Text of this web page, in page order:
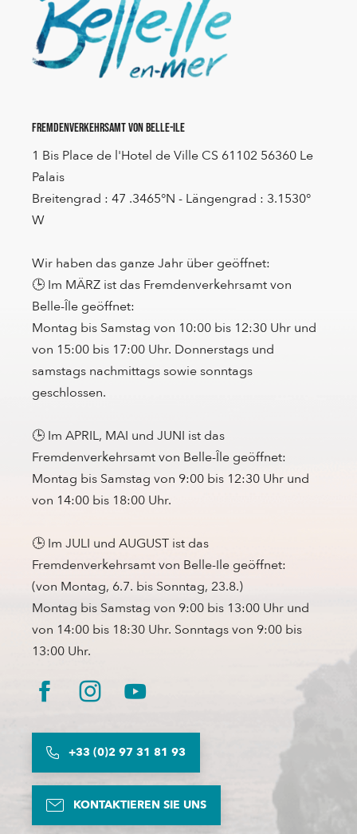
Fremdenverkehrsamt von Belle-Ile
1 Bis Place de l'Hotel de Ville CS 61102 56360 Le
Palais
Breitengrad : 47 .3465°N - Längengrad : 3.1530°
W
Wir haben das ganze Jahr über geöffnet:
🕒 Im MÄRZ ist das Fremdenverkehrsamt von
Belle-Île geöffnet:
Montag bis Samstag von 10:00 bis 12:30 Uhr und
von 15:00 bis 17:00 Uhr. Donnerstags und
samstags nachmittags sowie sonntags
geschlossen.
🕒 Im APRIL, MAI und JUNI ist das
Fremdenverkehrsamt von Belle-Île geöffnet:
Montag bis Samstag von 9:00 bis 12:30 Uhr und
von 14:00 bis 18:00 Uhr.
🕒 Im JULI und AUGUST ist das
Fremdenverkehrsamt von Belle-Ile geöffnet:
(von Montag, 6.7. bis Sonntag, 23.8.)
Montag bis Samstag von 9:00 bis 13:00 Uhr und
von 14:00 bis 18:30 Uhr. Sonntags von 9:00 bis
13:00 Uhr.
+33 (0)2 97 31 81 93
KONTAKTIEREN SIE UNS